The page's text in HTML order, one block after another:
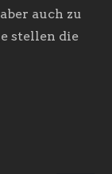
auch zu
stellen die